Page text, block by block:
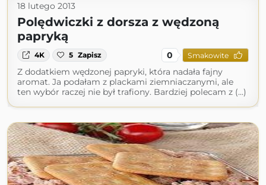
18 lutego 2013
Polędwiczki z dorsza z wędzoną
papryką
4K 5 Zapisz 0 Smakowite
Z dodatkiem wędzonej papryki, która nadała fajny
aromat. Ja podałam z plackami ziemniaczanymi, ale
ten wybór raczej nie był trafiony. Bardziej polecam z (...)